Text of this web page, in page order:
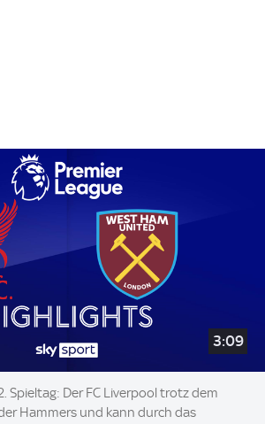
3:09
Spieltag: Der FC Liverpool trotz dem
Hammers und kann durch das